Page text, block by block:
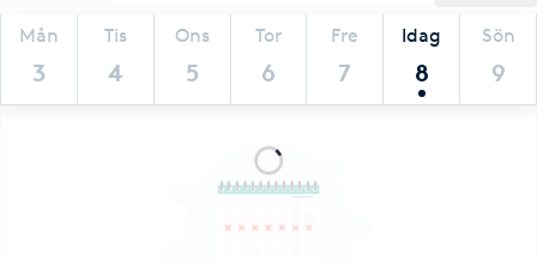
Mån
3
Tis
4
Ons
5
Tor
6
Fre
7
Idag
8
Sön
9